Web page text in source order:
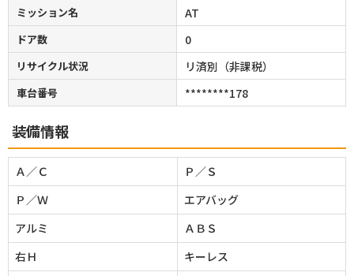
ミッション名 AT
ドア数 0
リサイクル状況 リ済別（非課税）
車台番号 ********178
装備情報
Ａ／Ｃ
Ｐ／Ｓ
Ｐ／Ｗ
エアバッグ
アルミ
ＡＢＳ
右Ｈ
キーレス